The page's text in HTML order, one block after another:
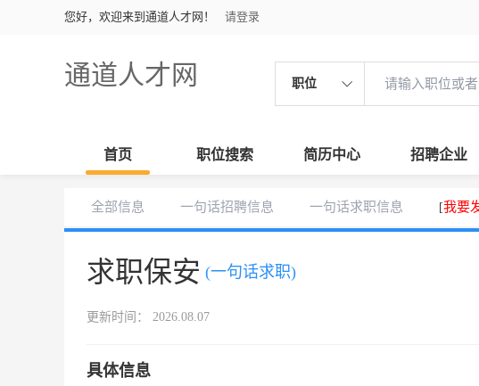
您好，欢迎来到通道人才网！ 请登录
通道人才网 职位
首页 职位搜索 简历中心 招聘企业
全部信息 一句话招聘信息 一句话求职信息 [我要
求职保安 (一句话求职)
更新时间： 2026.08.07
具体信息